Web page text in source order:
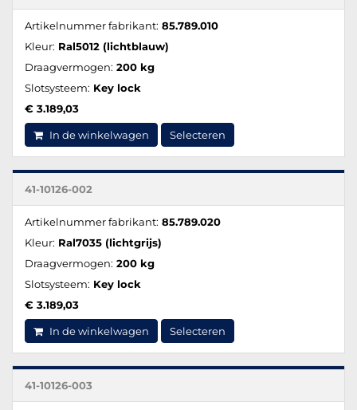
Artikelnummer fabrikant: 85.789.010
Kleur: Ral5012 (lichtblauw)
Draagvermogen: 200 kg
Slotsysteem: Key lock
€ 3.189,03
In de winkelwagen Selecteren
41-10126-002
Artikelnummer fabrikant: 85.789.020
Kleur: Ral7035 (lichtgrijs)
Draagvermogen: 200 kg
Slotsysteem: Key lock
€ 3.189,03
In de winkelwagen Selecteren
41-10126-003